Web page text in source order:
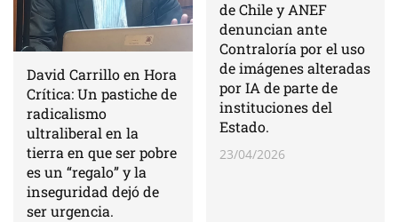
David Carrillo en Hora
Crítica: Un pastiche de
radicalismo
ultraliberal en la
tierra en que ser pobre
es un “regalo” y la
inseguridad dejó de
ser urgencia.
de Chile y ANEF
denuncian ante
Contraloría por el uso
de imágenes alteradas
por IA de parte de
instituciones del
Estado.
23/04/2026